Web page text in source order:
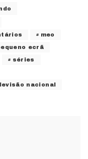
meo
ecrã
séries
nacional